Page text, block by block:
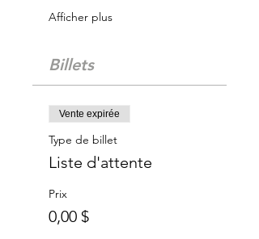
Afficher plus
Billets
Vente expirée
Type de billet
Liste d'attente
Prix
0,00 $